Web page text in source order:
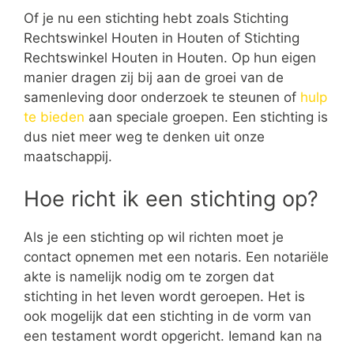
Of je nu een stichting hebt zoals Stichting
Rechtswinkel Houten in Houten of Stichting
Rechtswinkel Houten in Houten. Op hun eigen
manier dragen zij bij aan de groei van de
samenleving door onderzoek te steunen of hulp
te bieden aan speciale groepen. Een stichting is
dus niet meer weg te denken uit onze
maatschappij.
Hoe richt ik een stichting op?
Als je een stichting op wil richten moet je
contact opnemen met een notaris. Een notariële
akte is namelijk nodig om te zorgen dat
stichting in het leven wordt geroepen. Het is
ook mogelijk dat een stichting in de vorm van
een testament wordt opgericht. Iemand kan na